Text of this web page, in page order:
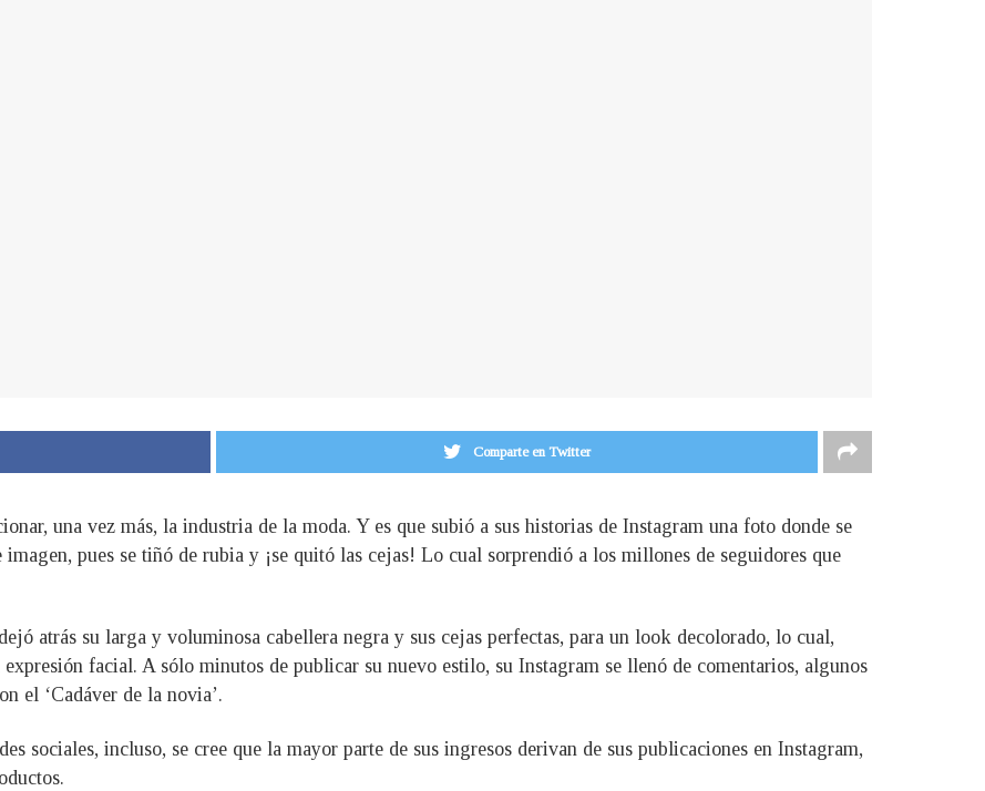
Comparte en Twitter
una vez más, la industria de la moda. Y es que subió a sus historias de Instagram una foto donde se
pues se tiñó de rubia y ¡se quitó las cejas! Lo cual sorprendió a los millones de seguidores que
atrás su larga y voluminosa cabellera negra y sus cejas perfectas, para un look decolorado, lo cual,
facial. A sólo minutos de publicar su nuevo estilo, su Instagram se llenó de comentarios, algunos
el ‘Cadáver de la novia’.
sociales, incluso, se cree que la mayor parte de sus ingresos derivan de sus publicaciones en Instagram,